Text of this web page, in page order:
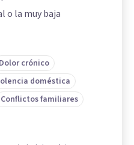
o la muy baja
Dolor crónico
doméstica
Conflictos familiares